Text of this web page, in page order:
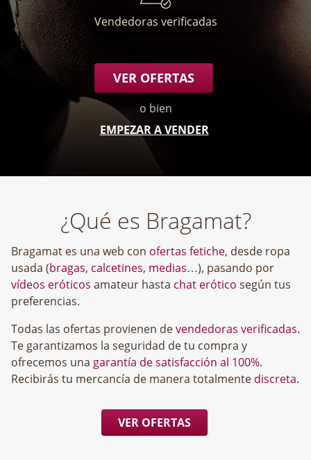
Vendedoras verificadas
VER OFERTAS
o bien
EMPEZAR A VENDER
¿Qué es Bragamat?
Bragamat es una web con ofertas fetiche, desde ropa
usada (bragas, calcetines, medias…), pasando por
vídeos eróticos amateur hasta chat erótico según tus
preferencias.
Todas las ofertas provienen devendedoras verificadas.
Te garantizamos la seguridad de tu compra y
ofrecemos una garantía de satisfacción al 100%.
Recibirás tu mercancía de manera totalmente discreta.
VER OFERTAS